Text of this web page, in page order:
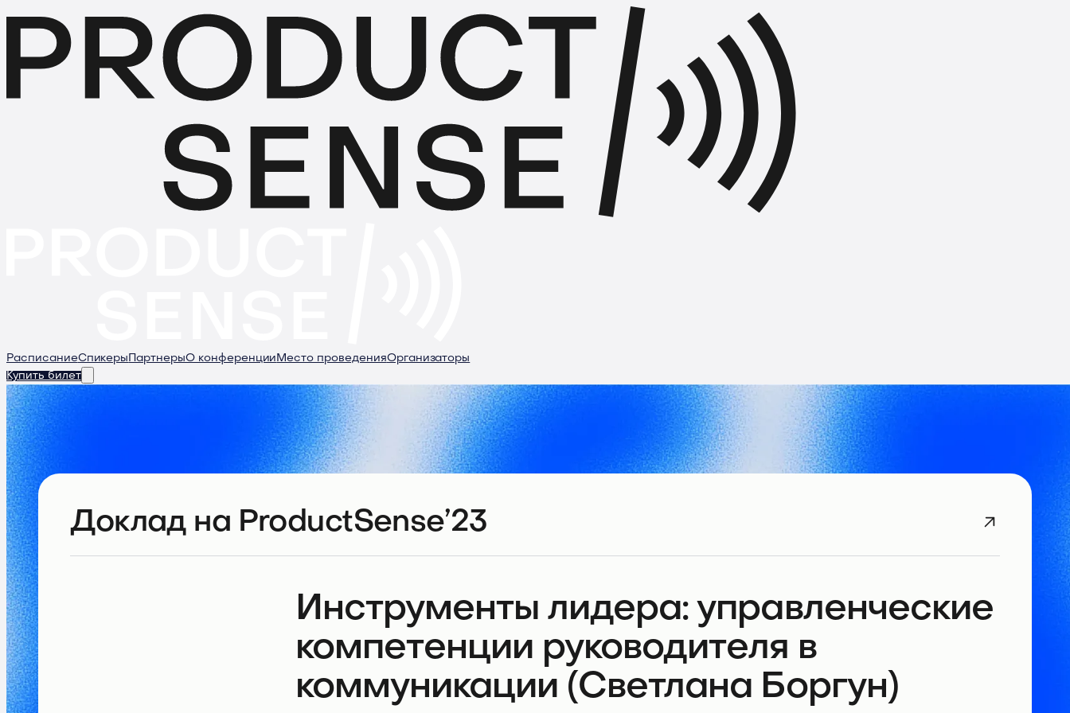
РасписаниеСпикеры ПартнерыО конференции Место проведенияОрганизаторы
Купить билет
Доклад на ProductSense’23
Инструменты лидера: управленческие
компетенции руководителя в
коммуникации (Светлана Боргун)